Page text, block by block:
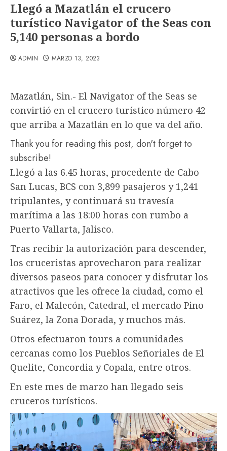
Llegó a Mazatlán el crucero
turístico Navigator of the Seas con
5,140 personas a bordo
ADMIN MARZO 13, 2023
Mazatlán, Sin.- El Navigator of the Seas se
convirtió en el crucero turístico número 42
que arriba a Mazatlán en lo que va del año.
Thank you for reading this post, don't forget to
subscribe!
Llegó a las 6.45 horas, procedente de Cabo
San Lucas, BCS con 3,899 pasajeros y 1,241
tripulantes, y continuará su travesía
marítima a las 18:00 horas con rumbo a
Puerto Vallarta, Jalisco.
Tras recibir la autorización para descender,
los cruceristas aprovecharon para realizar
diversos paseos para conocer y disfrutar los
atractivos que les ofrece la ciudad, como el
Faro, el Malecón, Catedral, el mercado Pino
Suárez, la Zona Dorada, y muchos más.
Otros efectuaron tours a comunidades
cercanas como los Pueblos Señoriales de El
Quelite, Concordia y Copala, entre otros.
En este mes de marzo han llegado seis
cruceros turísticos.